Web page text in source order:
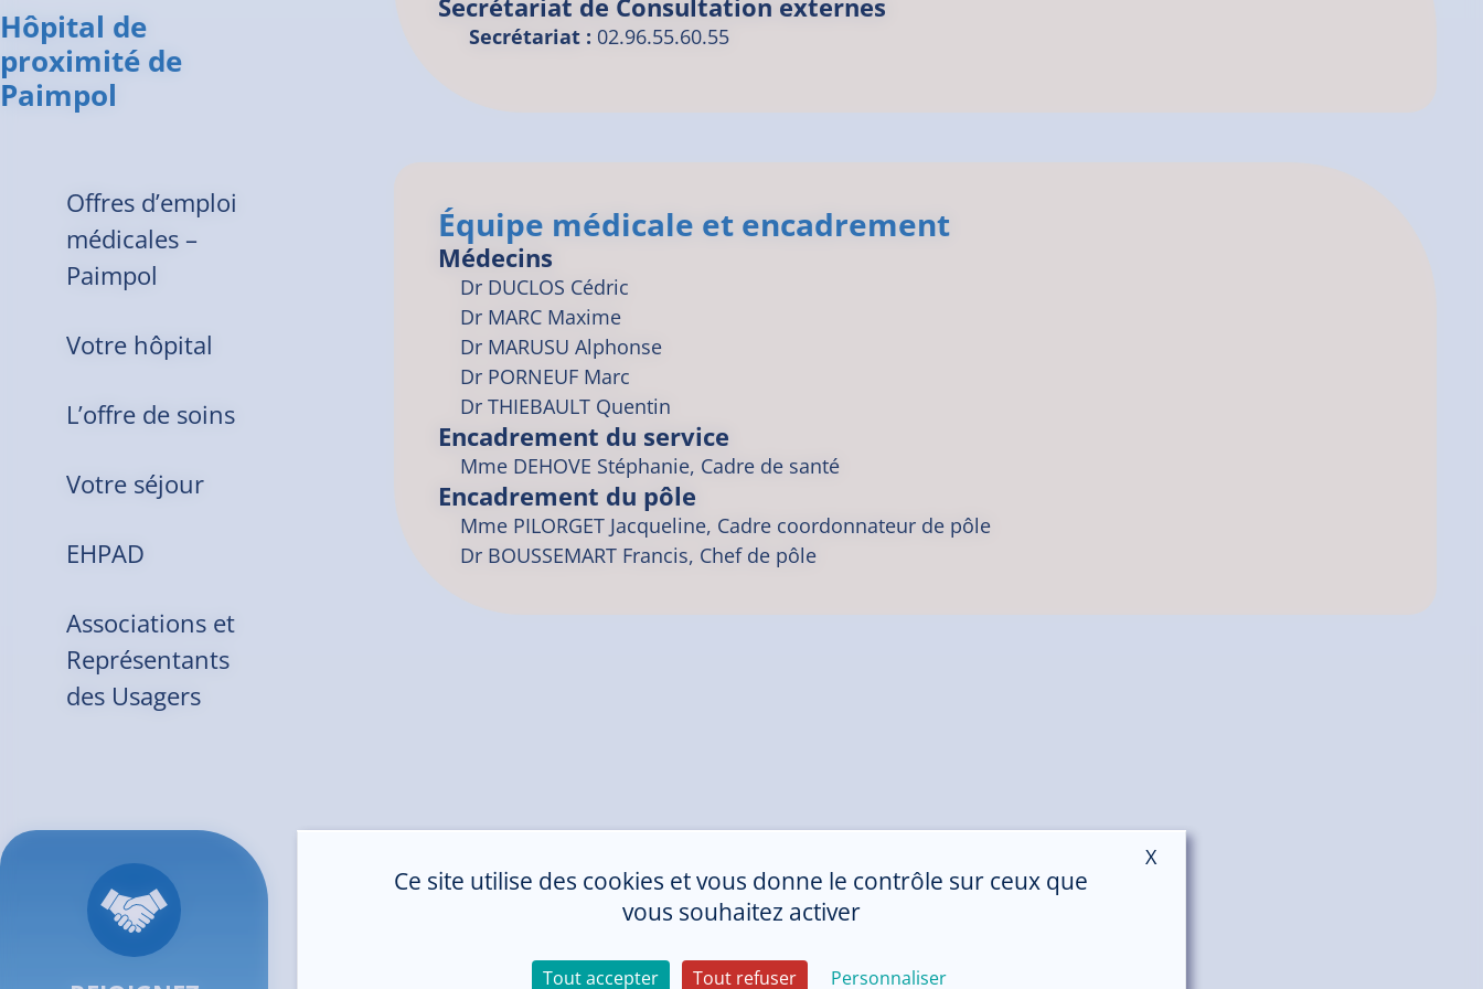
Hôpital de
proximité de
Paimpol
Offres d’emploi
médicales –
Paimpol
Votre hôpital
L’offre de soins
Votre séjour
EHPAD
Associations et
Représentants
des Usagers
Secrétariat : 02.96.55.60.55
Équipe médicale et encadrement
Médecins
Dr DUCLOS Cédric
Dr MARC Maxime
Dr MARUSU Alphonse
Dr PORNEUF Marc
DrTHIEBAULT Quentin
Encadrement du service
Mme DEHOVE Stéphanie, Cadre de santé
Encadrement du pôle
Mme PILORGET Jacqueline, Cadre coordonnateur de pôle
Dr BOUSSEMART Francis, Chef de pôle
Ce site utilise des cookies et vous donne le contrôle sur ceux que
vous souhaitez activer
Tout accepter Tout refuser Personnaliser
X